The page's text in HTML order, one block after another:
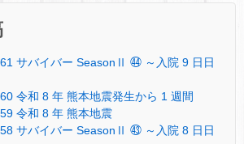
サバイバー SeasonⅡ ㊹ ～入院 9 日日
令和 8 年 熊本地震発生から 1 週間
令和 8 年 熊本地震
サバイバー SeasonⅡ ㊸ ～入院 8 日日